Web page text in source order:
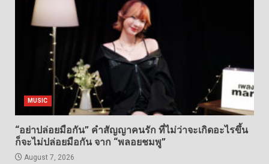
MUSIC
“อย่าปล่อยมือกัน” คำสัญญาคนรัก ที่ไม่ว่าจะเกิดอะไรขึ้น
ก็จะไม่ปล่อยมือกัน จาก “พลอยชมพู”
August 7, 2026